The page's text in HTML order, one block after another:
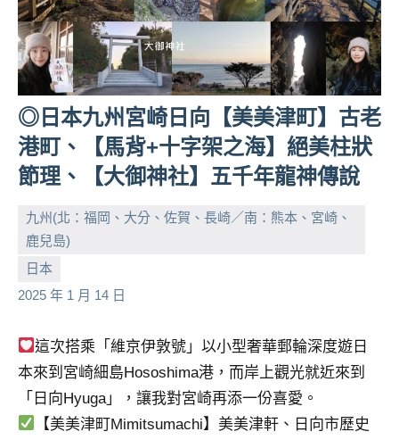
學
校
企
業
講
座、
部
落
客
旅
遊
雜
誌
觀
光
局
合
◎日本九州宮崎日向【美美津町】古老
港町、【馬背+十字架之海】絕美柱狀
節理、【大御神社】五千年龍神傳說
九州(北：福岡、大分、佐賀、長崎／南：熊本、宮崎、
鹿兒島)
日本
2025 年 1 月 14 日
小
芳
No
comments
這次搭乘「維京伊敦號」以小型奢華郵輪深度遊日
本來到宮崎細島Hososhima港，而岸上觀光就近來到
「日向Hyuga」，讓我對宮崎再添一份喜愛。
【美美津町Mimitsumachi】美美津軒、日向市歷史